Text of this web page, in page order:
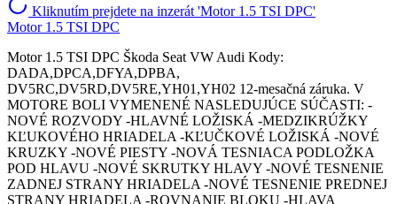
Kliknutím prejdete na inzerát 'Motor 1.5 TSI DPC'
Motor 1.5 TSI DPC
Motor 1.5 TSI DPC Škoda Seat VW Audi Kody:
DADA,DPCA,DFYA,DPBA,
DV5RC,DV5RD,DV5RE,YH01,YH02 12-mesačná záruka. V
MOTORE BOLI VYMENENÉ NASLEDUJÚCE SÚČASTI: -
NOVÉ ROZVODY -HLAVNÉ LOŽISKÁ -MEDZIKRÚŽKY
KĽUKOVÉHO HRIADELA -KĽUČKOVÉ LOŽISKÁ -NOVÉ
KRUZKY -NOVÉ PIESTY -NOVÁ TESNIACA PODLOŽKA
POD HLAVU -NOVÉ SKRUTKY HLAVY -NOVÉ TESNENIE
ZADNEJ STRANY HRIADELA -NOVÉ TESNENIE PREDNEJ
STRANY HRIADELA -ROVNANIE BLOKU -HLAVA